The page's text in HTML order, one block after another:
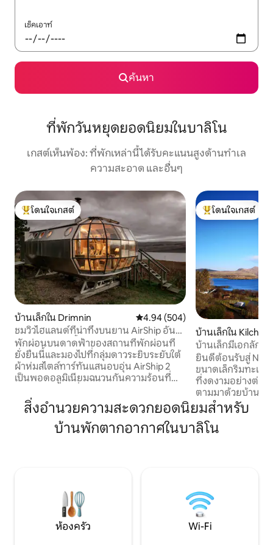
เช็คเอาท์
ค้นหา
ที่พักวันหยุดยอดนิยมในบาลิโน
เกสต์เห็นพ้อง: ที่พักเหล่านี้ได้รับคะแนนสูงด้านทำเล
ความสะอาด และอื่นๆ
โดนใจเกสต์ที่สุด
โดนใจเกสต์
บ้านเล็กใน Drimnin คะแนนเฉลี่ย 4.94 จาก 5, 504 รีวิว
4.94 (504)
ชมวิวไฮแลนด์ที่น่าทึ่งบนยาน AirShip อัน
ห่างไกลและไม่ซ้ำใคร
พักผ่อนบนดาดฟ้าของสถานที่พักผ่อนที่
ยั่งยืนนี้และมองไปที่กลุ่มดาวระยิบระยับใต้
ผ้าห่มสไตล์ทาร์ทันแสนอบอุ่น AirShip 2
เป็นพอดอลูมิเนียมฉนวนกันความร้อนที่
James พร้อมวิวของ Sound of Mull จาก
หน้าต่างแมลงปอ Airship002 สะดวกสบาย
แปลกตาและเย็นสบาย มันไม่ได้แสร้งว่าเป็น
โรงแรมห้าดาว รีวิวบอกเล่าเรื่องราว หาก
อบ/ไมโครเวฟรวมกัน มีทั้งหม้อกระทะจาน
แก้วช้อนส้อมให้ครบ สิ่งที่คุณจะต้องนำมา
คืออาหารของคุณควรเตรียมไว้ระหว่างทาง
เข้าเนื่องจากโลชาลีนเป็นสถานที่ที่ใกล้ที่สุด
โดนใจเกสต์ที่สุด
โดนใจเกสต์
บ้านเล็กใน
บ้านเล็กมีเอกลัก
ยินดีต้อนรับสู่
ขนาดเล็กริมทะเล
ที่งดงามอย่างต่อเ
ตามมาด้วยบ้านเล็
โจทย์ความต้องกา
โดยช่างฝีมือท้องถิ่
ที่มีสไตล์และสิ่งอำ
ผ้าขนหนูนุ่มฟูและ
สิ่งอำนวยความสะดวกยอดนิยมสำหรับ
บ้านพักตากอากาศในบาลิโน
ห้องครัว Wi-Fi